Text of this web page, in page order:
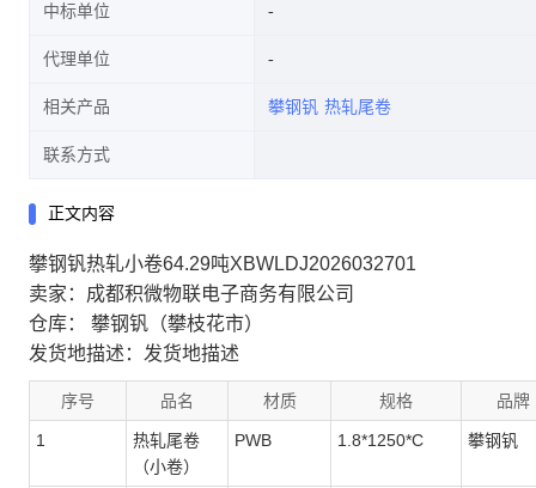
中标单位
代理单位
相关产品 攀钢钒 热轧尾卷
联系方式
正文内容
攀钢钒热轧小卷64.29吨XBWLDJ2026032701
卖家： 成都积微物联电子商务有限公司
仓库： 攀钢钒（攀枝花市）
发货地描述：发货地描述
序号 品名 材质 规格 品牌
1
热轧尾卷
（小卷）
PWB 1.8*1250*C 攀钢钒